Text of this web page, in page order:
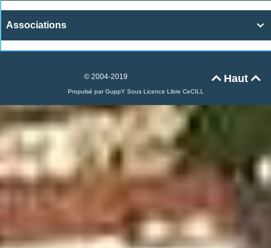

Associations
Haut 
© 2004-2019
Propulsé par GuppY Sous Licence Libre CeCILL